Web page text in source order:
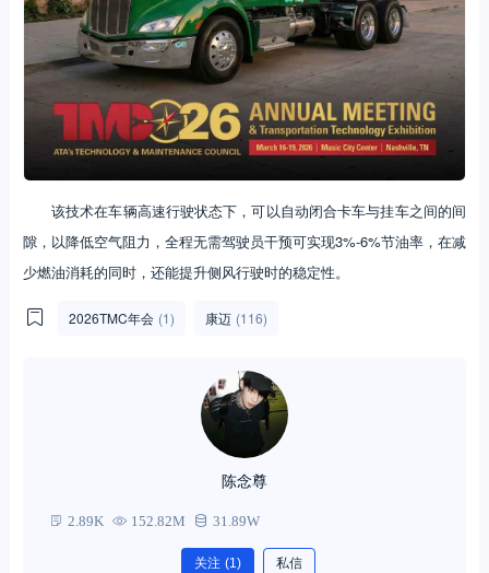
该技术在车辆高速行驶状态下，可以自动闭合卡车与挂车之间的间
隙，以降低空气阻力，全程无需驾驶员干预可实现3%-6%节油率，在减
少燃油消耗的同时，还能提升侧风行驶时的稳定性。
2026TMC年会 (1) 康迈 (116)
陈念尊
2.89K 152.82M 31.89W
关注 (1) 私信